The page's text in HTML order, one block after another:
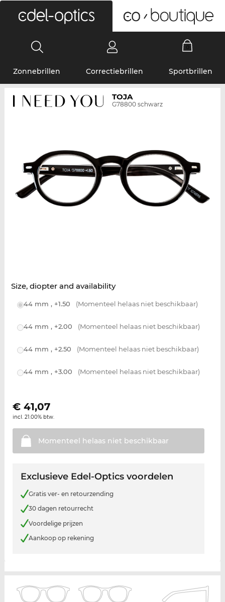
Zonnebrillen Correctiebrillen Sportbrillen
TOJA
G78800 schwarz
Size, diopter and availability
44 mm , +1.50 (Momenteel helaas niet beschikbaar)
44 mm , +2.00 (Momenteel helaas niet beschikbaar)
44 mm , +2.50 (Momenteel helaas niet beschikbaar)
44 mm , +3.00 (Momenteel helaas niet beschikbaar)
€ 41,07
incl. 21.00% btw.
Momenteel helaas niet beschikbaar
Exclusieve Edel-Optics voordelen
Gratis ver- en retourzending
30 dagen retourrecht
Voordelige prijzen
Aankoop op rekening